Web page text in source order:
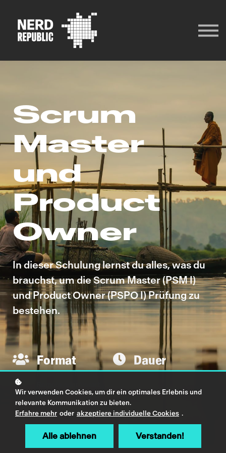
ANMELDEN
REGISTRIEREN
Scrum
Master
und
Product
Owner
In dieser Schulung lernst du alles, was du
brauchst, um die Scrum Master (PSM I)
und Product Owner (PSPO I) Prüfung zu
bestehen.
Format
Präsenz-Schulung
Dauer
2 Tage
Wir verwenden Cookies, um dir ein optimales Erlebnis und
relevante Kommunikation zu bieten.
Erfahre mehr oder akzeptiere individuelle Cookies .
Alle ablehnen Verstanden!